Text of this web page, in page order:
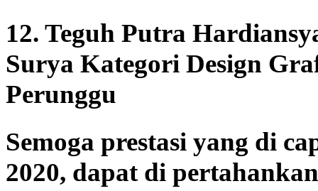
12. Teguh Putra
Surya Kategori Design
Perunggu
Semoga prestasi yang di
2020, dapat di